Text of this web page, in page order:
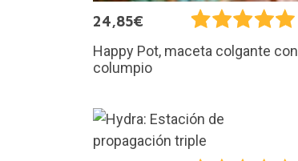
24,85€
Happy Pot, maceta colgante con
columpio